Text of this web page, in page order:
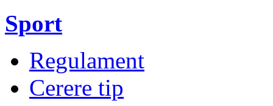
Sport
Regulament
Cerere tip